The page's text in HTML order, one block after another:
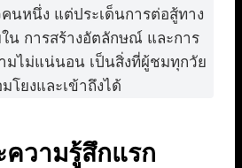
คนหนึ่ง แต่ประเด็นการต่อสู้ทาง
น การสร้างอัตลักษณ์ และการ
มไม่แน่นอน เป็นสิ่งที่ผู้ชมทุกวัย
โยงและเข้าถึงได้
วามรู้สึกแรก